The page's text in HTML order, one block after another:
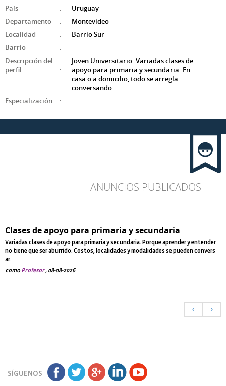
País
:
Uruguay
Departamento
:
Montevideo
Localidad
:
Barrio Sur
Barrio
:
Descripción del
perfil
:
Joven Universitario. Variadas clases de
apoyo para primaria y secundaria. En
casa o a domicilio, todo se arregla
conversando.
Especialización
:
ANUNCIOS PUBLICADOS
Clases de apoyo para primaria y secundaria
Variadas clases de apoyo para primaria y secundaria. Porque aprender y entender
no tiene que ser aburrido. Costos, localidades y modalidades se pueden convers
ar.
comoProfesor, 08-08-2026
< >
SÍGUENOS